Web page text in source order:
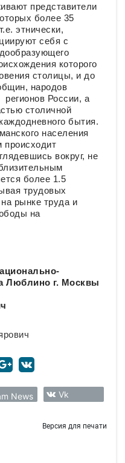
представители
более 35
этнически,
себя с
которого
столицы, и до
народов
России, а
столичной
бытия.
населения
происходит
вокруг, не
более 1.5
трудовых
рынке труда и
на
Люблино г. Москвы
News Vk
Версия для печати